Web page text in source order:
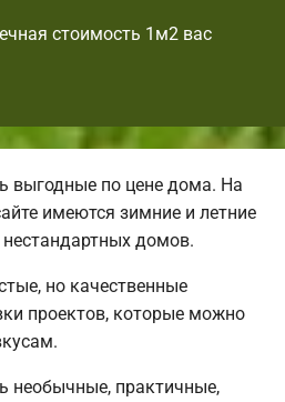
стоимость 1м2 вас
по цене дома. На
имеются зимние и летние
домов.
но качественные
проектов, которые можно
практичные,